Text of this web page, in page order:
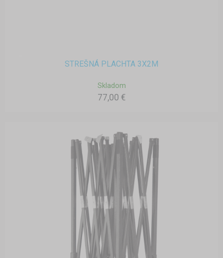
STREŠNÁ PLACHTA 3X2M
Skladom
77,00 €